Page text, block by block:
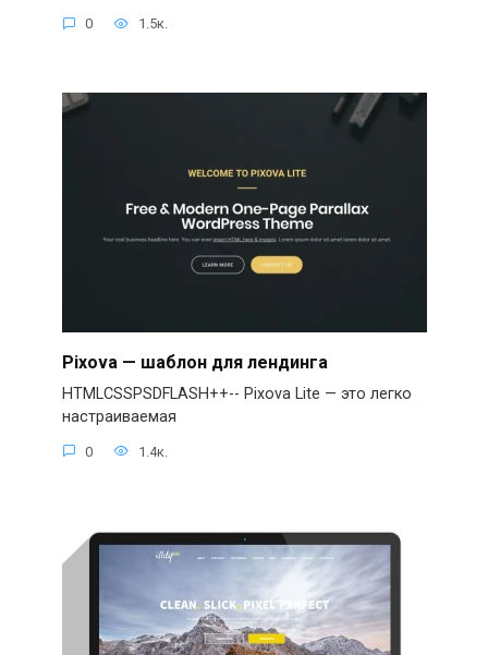
0 1.5к.
Pixova — шаблон для лендинга
HTMLCSSPSDFLASH++-- Pixova Lite — это легко
настраиваемая
0 1.4к.